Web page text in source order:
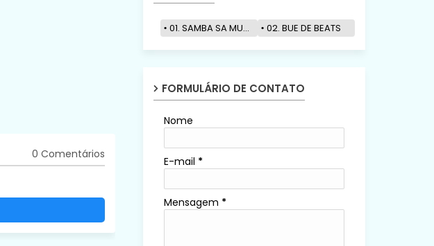
0 Comentários
01. SAMBA SA MUZIK 02. BUE DE BEATS
FORMULÁRIO DE CONTATO
Nome
E-mail *
Mensagem *